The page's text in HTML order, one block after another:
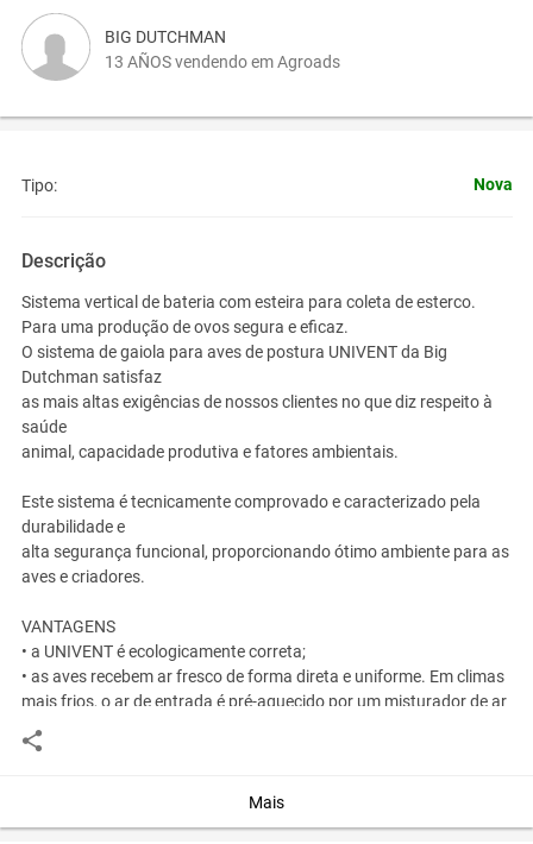
BIG DUTCHMAN
13 AÑOS vendendo em Agroads
Tipo: Nova
Descrição
Sistema vertical de bateria com esteira para coleta de esterco.
Para uma produção de ovos segura e eficaz.
O sistema de gaiola para aves de postura UNIVENT da Big
Dutchman satisfaz
as mais altas exigências de nossos clientes no que diz respeito à
saúde
animal, capacidade produtiva e fatores ambientais.
Este sistema é tecnicamente comprovado e caracterizado pela
durabilidade e
alta segurança funcional, proporcionando ótimo ambiente para as
aves e criadores.
VANTAGENS
• a UNIVENT é ecologicamente correta;
• as aves recebem ar fresco de forma direta e uniforme. Em climas
mais frios, o ar de entrada é pré-aquecido por um misturador de ar
ou um equipamento externo.
• condições ideais para um alto rendimento de postura em todas
• o esterco é seco rápido e eficiente.
• conteúdo de matéria seca de até 60%.
Mais